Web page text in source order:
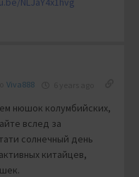
Viva888
нюшок колумбийских,
вслед за
солнечный день
китайцев,